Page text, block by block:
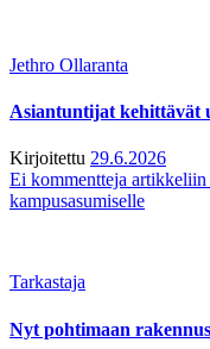
Jethro Ollaranta
Asiantuntijat kehittävät
Kirjoitettu 29.6.2026
Ei kommentteja artikkeliin
kampusasumiselle
Tarkastaja
Nyt pohtimaan